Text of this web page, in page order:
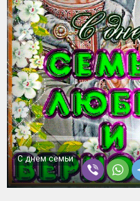
С днем семьи